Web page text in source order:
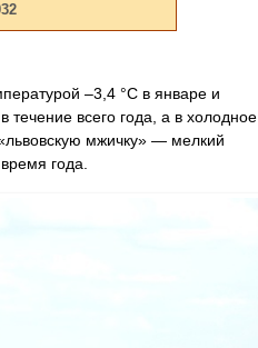
–3,4 °С в январе и
течение всего года, а в холодное
мжичку» — мелкий
года.